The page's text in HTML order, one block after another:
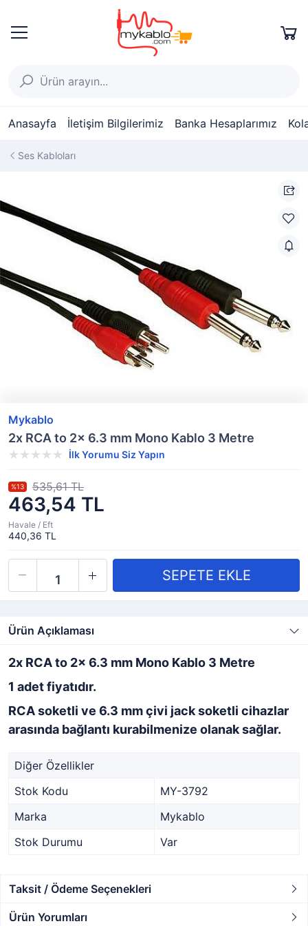
Anasayfa İletişim Bilgilerimiz Banka Hesaplarımız
Ses Kabloları
Mykablo
2x RCA to 2x 6.3 mm Mono Kablo 3 Metre
İlk Yorumu Siz Yapın
463,54 TL
%13 535,61 TL
Havale / Eft
440,36 TL
Ürün Açıklaması
2x RCA to 2x 6.3 mm Mono Kablo 3 Metre
1 adet fiyatıdır.
RCA soketli ve 6.3 mm çivi jack soketli cihazlar
arasında bağlantı kurabilmenize olanak sağlar.
Diğer Özellikler
Stok Kodu
MY-3792
Marka
Mykablo
Stok Durumu
Var
Taksit / Ödeme Seçenekleri
Ürün Yorumları